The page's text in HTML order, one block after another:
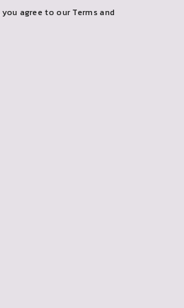
you agree to our Terms and